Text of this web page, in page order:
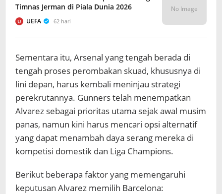
Timnas Jerman di Piala Dunia 2026
U UEFA 62 hari
No Image
Sementara itu, Arsenal yang tengah berada di
tengah proses perombakan skuad, khususnya di
lini depan, harus kembali meninjau strategi
perekrutannya. Gunners telah menempatkan
Alvarez sebagai prioritas utama sejak awal musim
panas, namun kini harus mencari opsi alternatif
yang dapat menambah daya serang mereka di
kompetisi domestik dan Liga Champions.
Berikut beberapa faktor yang memengaruhi
keputusan Alvarez memilih Barcelona: